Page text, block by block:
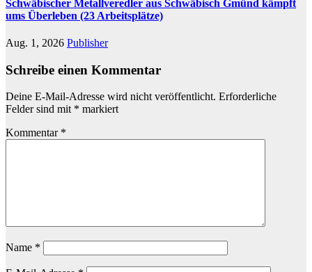
Schwäbischer Metallveredler aus Schwäbisch Gmünd kämpft
ums Überleben (23 Arbeitsplätze)
Aug. 1, 2026 Publisher
Schreibe einen Kommentar
Deine E-Mail-Adresse wird nicht veröffentlicht. Erforderliche
Felder sind mit * markiert
Kommentar *
Name *